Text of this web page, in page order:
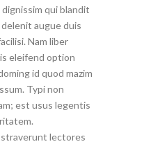
qui blandit
augue duis
Nam liber
eleifend option
id quod mazim
Typi non
est usus legentis
lectores